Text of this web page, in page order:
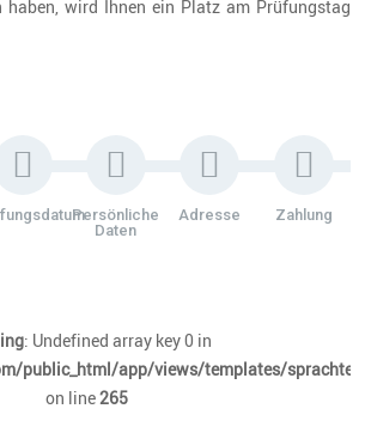
haben, wird Ihnen ein Platz am Prüfungstag
Persönliche
Daten
Adresse Zahlung
: Undefined array key 0 in
public_html/app/views/templates/
on line265